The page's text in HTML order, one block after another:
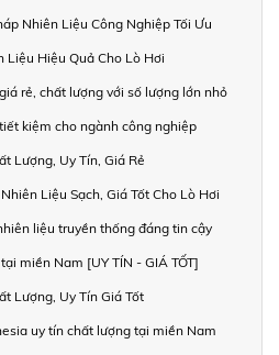
Nhiên Liệu Công Nghiệp Tối Ưu
Liệu Hiệu Quả Cho Lò Hơi
rẻ, chất lượng với số lượng lớn nhỏ
kiệm cho ngành công nghiệp
Lượng, Uy Tín, Giá Rẻ
Liệu Sạch, Giá Tốt Cho Lò Hơi
liệu truyền thống đáng tin cậy
miền Nam [UY TÍN - GIÁ TỐT]
Lượng, Uy Tín Giá Tốt
uy tín chất lượng tại miền Nam